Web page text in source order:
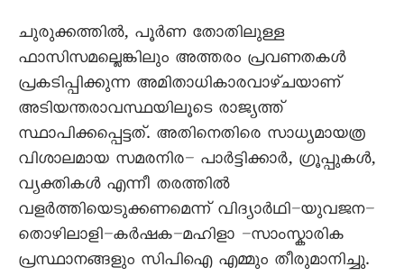
ചുരുക്കത്തിൽ, പൂർണ തോതിലുള്ള
ഫാസിസമല്ലെങ്കിലും അത്തരം പ്രവണതകൾ
പ്രകടിപ്പിക്കുന്ന അമിതാധികാരവാഴ്ചയാണ്
അടിയന്തരാവസ്ഥയിലൂടെ രാജ്യത്ത്
സ്ഥാപിക്കപ്പെട്ടത്. അതിനെതിരെ സാധ്യമായത്ര
വിശാലമായ സമരനിര– പാർട്ടിക്കാർ, ഗ്രൂപ്പുകൾ,
വ്യക്തികൾ എന്നീ തരത്തിൽ
വളർത്തിയെടുക്കണമെന്ന് വിദ്യാർഥി–യുവജന–
തൊഴിലാളി–കർഷക–മഹിളാ –സാംസ്കാരിക
പ്രസ്ഥാനങ്ങളും സിപിഐ എമ്മും തീരുമാനിച്ചു.